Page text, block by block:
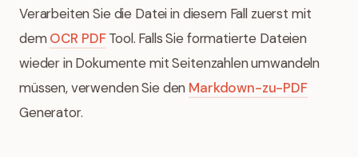
Verarbeiten Sie die Datei in diesem Fall zuerst mit
demOCR PDFTool. Falls Sie formatierte Dateien
wieder in Dokumente mit Seitenzahlen umwandeln
müssen, verwenden Sie den Markdown-zu-PDF
Generator.